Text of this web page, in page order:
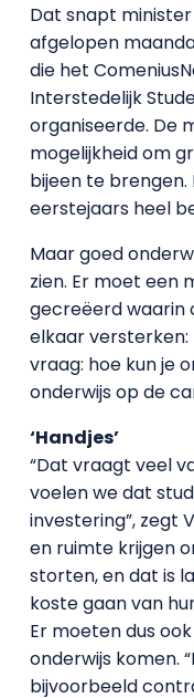
Dat snapt
afgelopen
die het
Interstedelijk
organiseerde. De
mogelijkheid om
bijeen te
eerstejaars heel
Maar goed
zien. Er moet een
gecreëerd waarin
elkaar versterken:
vraag: hoe kun je
onderwijs op de
‘Handjes’
“Dat vraagt veel
voelen we dat
investering”, zegt
en ruimte krijgen
storten, en dat is
koste gaan van
Er moeten dus
onderwijs komen.
bijvoorbeeld